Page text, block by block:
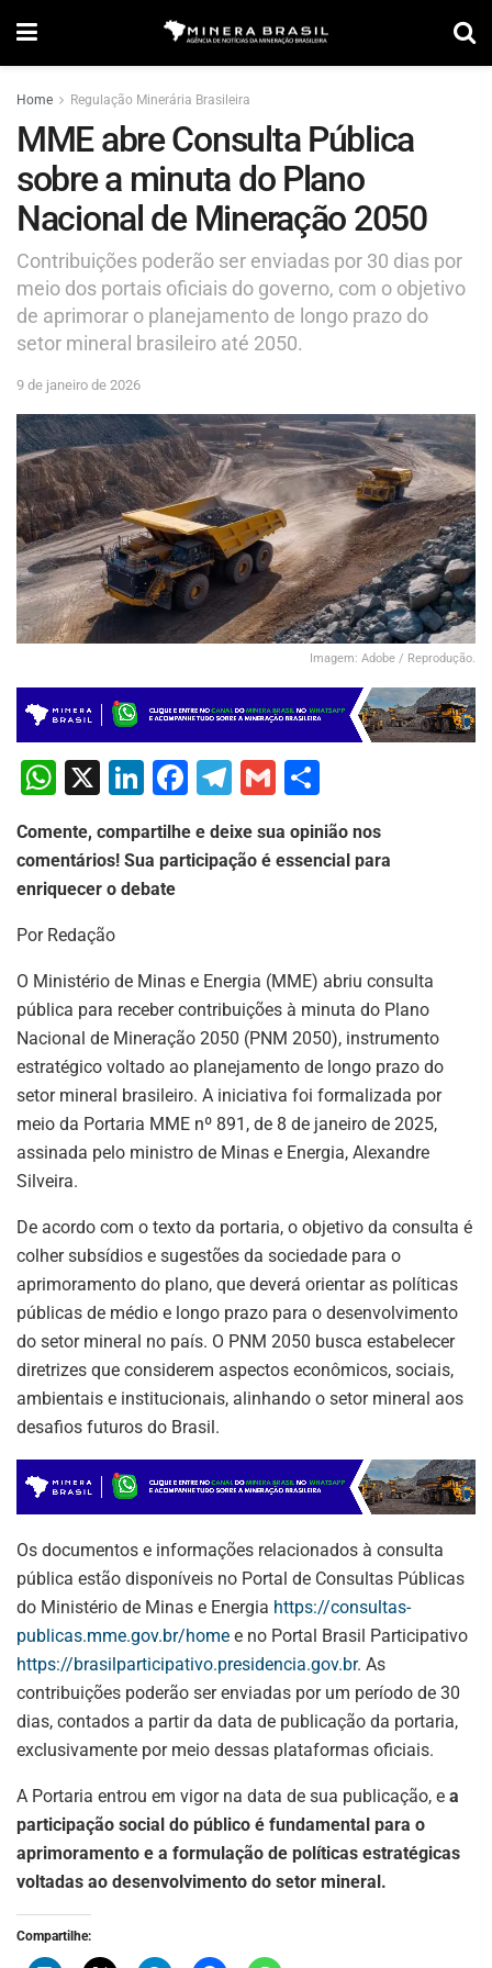
Home Regulação Minerária Brasileira
MME abre Consulta Pública
sobre a minuta do Plano
Nacional de Mineração 2050
Contribuições poderão ser enviadas por 30 dias por
meio dos portais oficiais do governo, com o objetivo
de aprimorar o planejamento de longo prazo do
setor mineral brasileiro até 2050.
9 de janeiro de 2026
Imagem: Adobe / Reprodução.
W
at
s
A
p
p
X
Li
k
e
F
c
o
k
T
el
e
gr
G
ai
h
ar
Comente, compartilhe e deixe sua opinião nos
comentários! Sua participação é essencial para
enriquecer o debate
Por Redação
O Ministério de Minas e Energia (MME) abriu consulta
pública para receber contribuições à minuta do Plano
Nacional de Mineração 2050 (PNM 2050), instrumento
estratégico voltado ao planejamento de longo prazo do
setor mineral brasileiro. A iniciativa foi formalizada por
meio da Portaria MME nº 891, de 8 de janeiro de 2025,
assinada pelo ministro de Minas e Energia, Alexandre
Silveira.
De acordo com o texto da portaria, o objetivo da consulta é
colher subsídios e sugestões da sociedade para o
aprimoramento do plano, que deverá orientar as políticas
públicas de médio e longo prazo para o desenvolvimento
do setor mineral no país. O PNM 2050 busca estabelecer
diretrizes que considerem aspectos econômicos, sociais,
ambientais e institucionais, alinhando o setor mineral aos
desafios futuros do Brasil.
Os documentos e informações relacionados à consulta
pública estão disponíveis no Portal de Consultas Públicas
do Ministério de Minas e Energia https://consultas-
publicas.mme.gov.br/home e no Portal Brasil Participativo
https://brasilparticipativo.presidencia.gov.br. As
contribuições poderão ser enviadas por um período de 30
dias, contados a partir da data de publicação da portaria,
exclusivamente por meio dessas plataformas oficiais.
A Portaria entrou em vigor na data de sua publicação, e a
participação social do público é fundamental para o
aprimoramento e a formulação de políticas estratégicas
voltadas ao desenvolvimento do setor mineral.
Compartilhe:
ASSINE NOSSA